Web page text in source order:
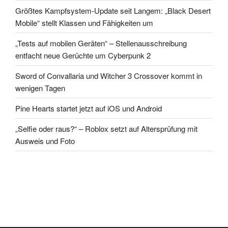
Größtes Kampfsystem-Update seit Langem: „Black Desert
Mobile“ stellt Klassen und Fähigkeiten um
„Tests auf mobilen Geräten“ – Stellenausschreibung
entfacht neue Gerüchte um Cyberpunk 2
Sword of Convallaria und Witcher 3 Crossover kommt in
wenigen Tagen
Pine Hearts startet jetzt auf iOS und Android
„Selfie oder raus?“ – Roblox setzt auf Altersprüfung mit
Ausweis und Foto